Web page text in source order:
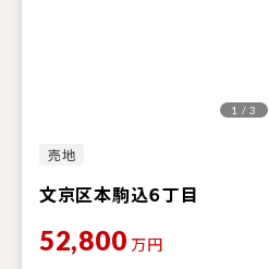
売地
文京区本駒込６丁目
1 / 3
52,800 万円